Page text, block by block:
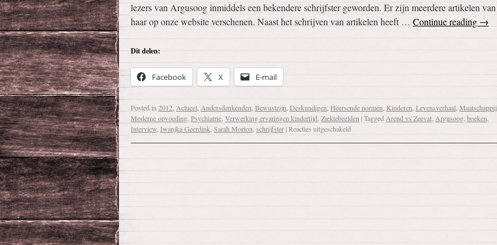
lezers van Argusoog inmiddels een bekendere schrijfster geworden. Er zijn meerdere artikelen van
haar op onze website verschenen. Naast het schrijven van artikelen heeft … Continue reading →
Dit delen:
Facebook X E-mail
Posted in 2012 Actueel Andersdenkenden Bewustzijn Deskundigen Heersende normen Kinderen Levensverhaal Maatschappij
Moderne opvoeding Psychiatrie Verwerking ervaringen kindertijd Ziektebeelden |Tagged Arend vs Zeevat Argusoog boeken
Interview Iwanjka Geerdink Sarah Morton schrijfster |Reacties uitgeschakeld